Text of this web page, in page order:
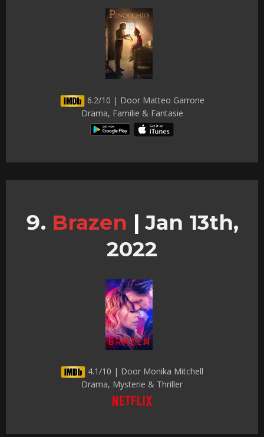
6.2/10 | Door Matteo Garrone
Drama, Familie & Fantasie
Brazen | Jan 13th,
2022
4.1/10 | Door Monika Mitchell
Drama, Mysterie & Thriller